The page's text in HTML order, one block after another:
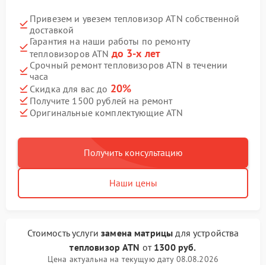
Привезем и увезем тепловизор ATN собственной
доставкой
Гарантия на наши работы по ремонту
тепловизоров ATN до 3-х лет
Срочный ремонт тепловизоров ATN в течении
часа
Скидка для вас до 20%
Получите 1500 рублей на ремонт
Оригинальные комплектующие ATN
Получить консультацию
Наши цены
Стоимость услугизамена матрицы для устройства
тепловизор ATN от 1300 руб.
Цена актуальна на текущую дату 08.08.2026